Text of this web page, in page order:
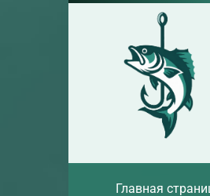
Главная